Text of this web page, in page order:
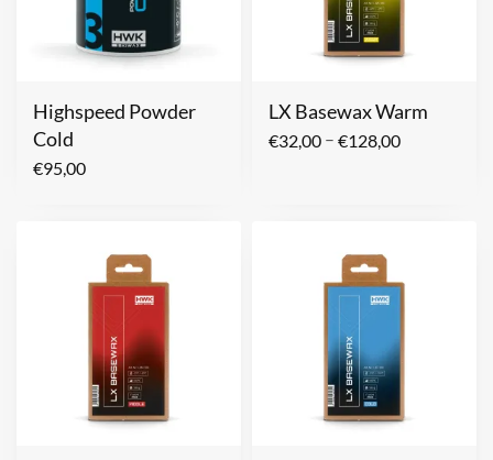
Highspeed Powder
Cold
€95,00
LX Basewax Warm
€32,00 – €128,00